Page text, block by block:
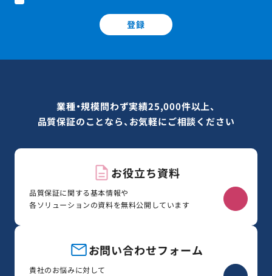
登録
業種・規模問わず実績25,000件以上、
品質保証のことなら、お気軽にご相談ください
お役立ち資料
品質保証に関する基本情報や
各ソリューションの資料を無料公開しています
お問い合わせフォーム
貴社のお悩みに対して